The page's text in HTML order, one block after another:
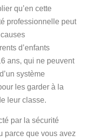
qu’en cette
professionnelle peut
d’enfants
ans, qui ne peuvent
système
les garder à la
leur classe.
par la sécurité
parce que vous avez